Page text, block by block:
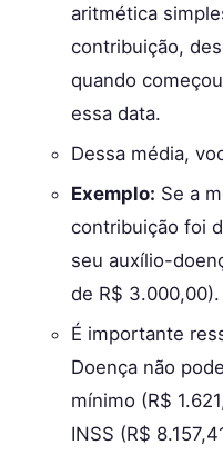
aritmética
contribuição,
quando
essa data.
Dessa média,
Exemplo: Se a
contribuição foi
seu auxílio-
de R$ 3.000,00).
É importante
Doença não
mínimo (R$
INSS (R$